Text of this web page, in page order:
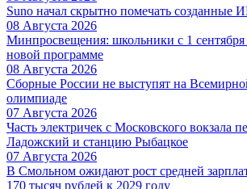
Suno начал скрытно помечать созданные
08 Августа 2026
Минпросвещения: школьники с 1 сентября
новой программе
08 Августа 2026
Сборные России не выступят на
олимпиаде
07 Августа 2026
Часть электричек с Московского вокзала
Ладожский и станцию Рыбацкое
07 Августа 2026
В Смольном ожидают рост средней
170 тысяч рублей к 2029 году